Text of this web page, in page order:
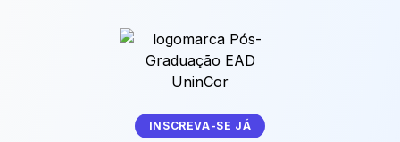
INSCREVA-SE JÁ